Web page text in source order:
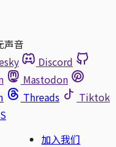
声音
Discord
Mastodon
Threads
Tiktok
加入我们